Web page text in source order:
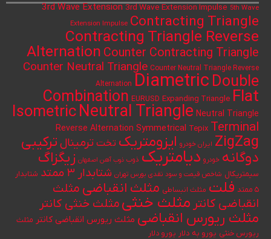
3rd Wave Extension 3rd Wave Extension Impulse 5th Wave
Extension Impulse Contracting Triangle
Contracting Triangle Reverse
Alternation Counter Contracting Triangle
Counter Neutral Triangle Counter Neutral Triangle Reverse
Alternation Diametric Double
Combination EURUSD Expanding Triangle Flat
IsometricNeutral Triangle Neutral Triangle
Reverse Alternation Symmetrical Tepix Terminal
ZigZag ایران خودرو ایزومتریک تختترمینال ترکیبی
دوگانه خودرو دیامتریک ذوب ذوب آهن اصفهان زیگزاگ
سیمتریکال شاخص قیمت و سود نقدی بورس تهران شتابدار ۳ ممتد
شتابدار
۵ ممتد
فلت مثلث انبساطی مثلث انقباضی مثلث
انقباضی کانتر مثلث خنثی مثلث خنثی کانتر
مثلث ریورس انقباضی مثلث ریورس انقباضی کانتر مثلث
ریورس خنثی یورو به دلار یورو دلار